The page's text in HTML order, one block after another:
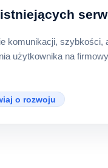
komunikacji, szybkości,
użytkownika na
o rozwoju